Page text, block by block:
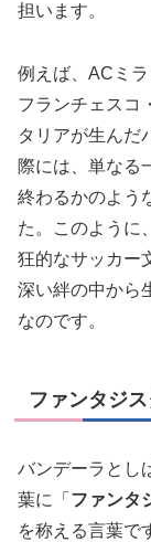
担います。
例えば、ACミ
フランチェスコ
タリアが生んだ
際には、単なる
終わるかのよう
た。このように
狂的なサッカー
深い絆の中から
なのです。
ファンタジ
バンデーラとし
葉に「 ファンタ
を称える言葉で